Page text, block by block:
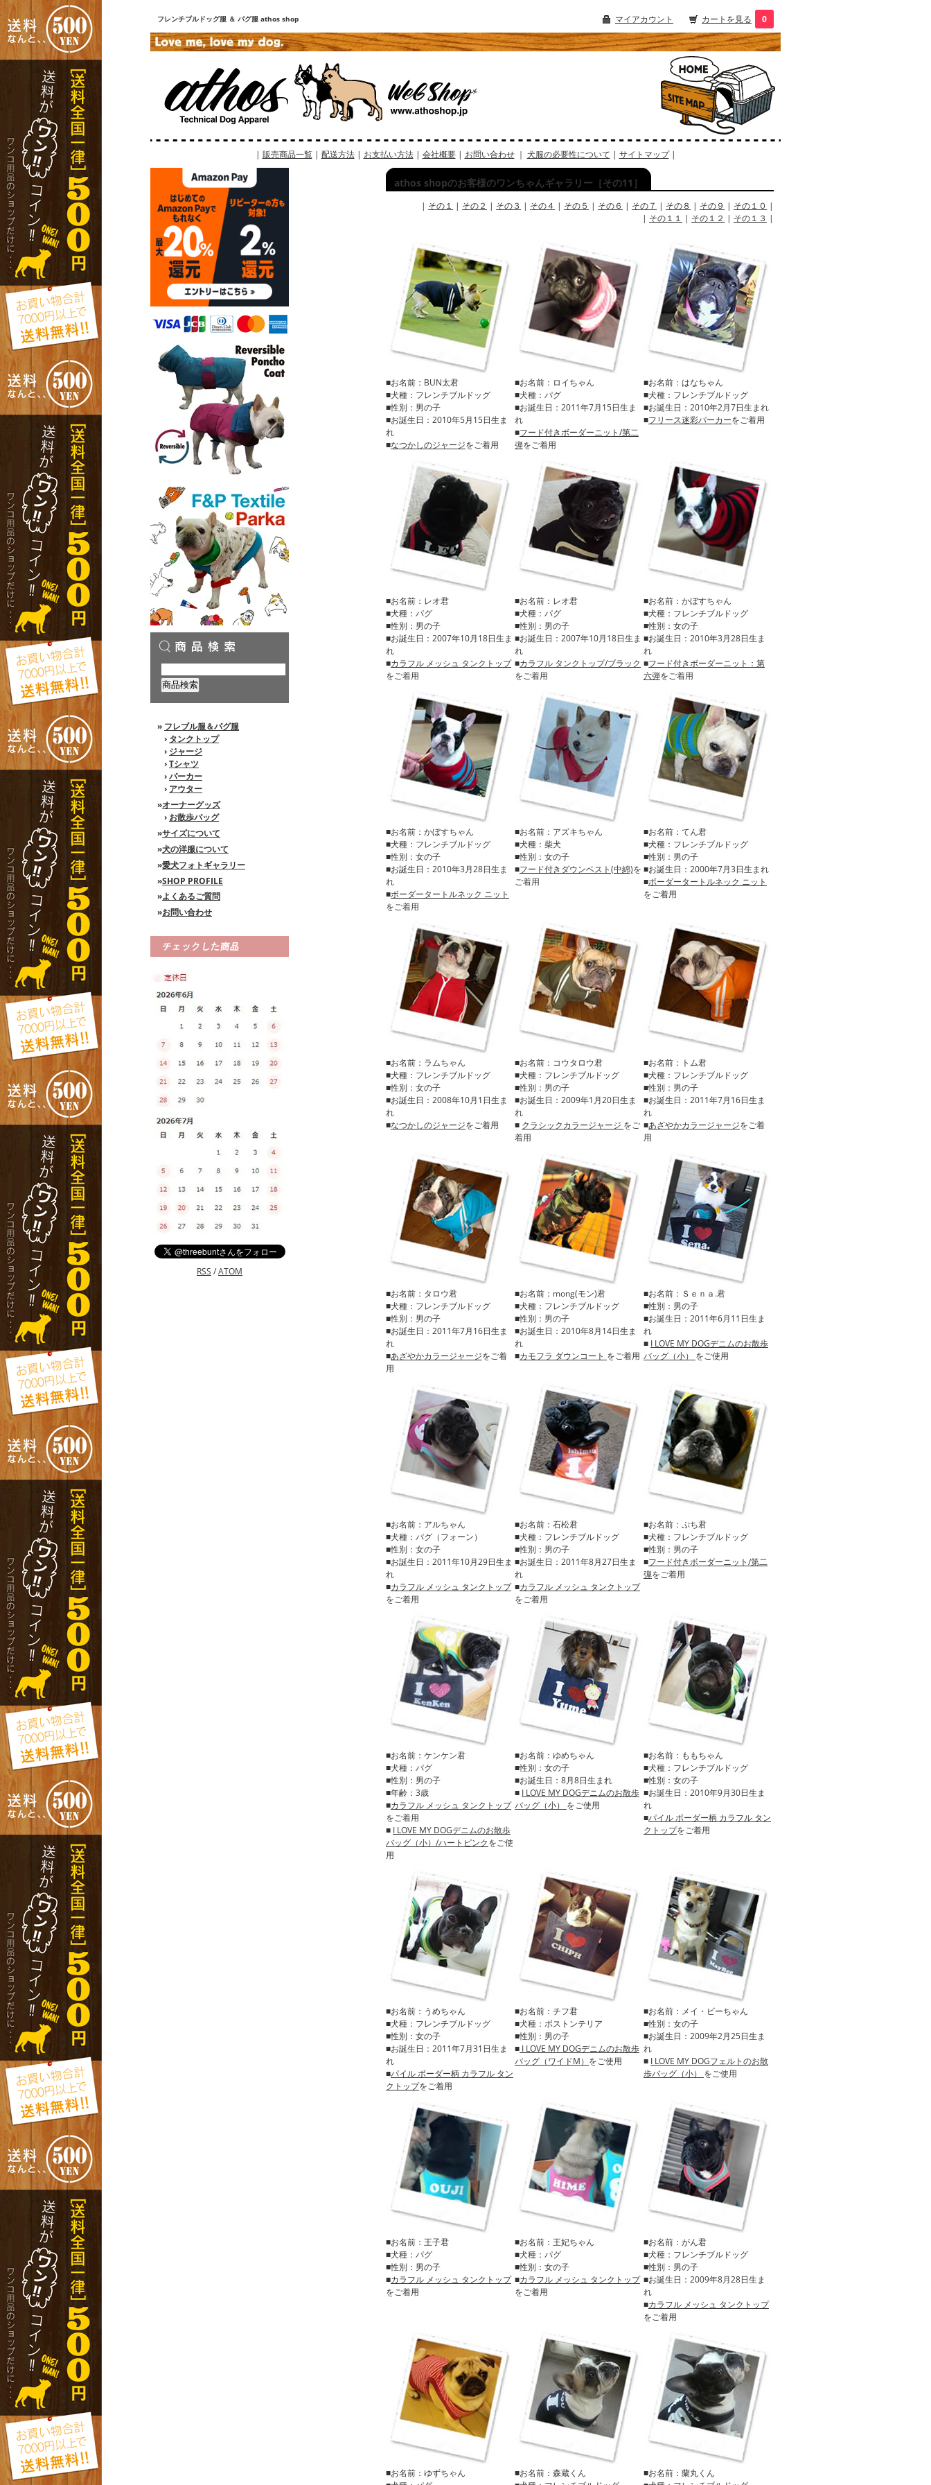
フレンチブルドッグ服 ＆ パグ服 athos shop マイアカウント カートを見る 0
| 販売商品一覧| 配送方法| お支払い方法| 会社概要| お問い合わせ｜ 犬服の必要性について | サイトマップ|
» フレブル服＆パグ服
› タンクトップ
› ジャージ
›Tシャツ
›パーカー
› アウター
»オーナーグッズ
› お散歩バッグ
»サイズについて
»犬の洋服について
»愛犬フォトギャラリー
»SHOP PROFILE
»よくあるご質問
»お問い合わせ
RSS /ATOM
athos shopのお客様のワンちゃんギャラリー［その11］
| その１ | その２ | その３ | その４ | その５ | その６ | その７ | その８ | その９ | その１０ |
| その１１ | その１２ | その１３ |
■お名前：BUN太君
■犬種：フレンチブルドッグ
■性別：男の子
■お誕生日：2010年5月15日生ま
れ
■なつかしのジャージをご着用
■お名前：ロイちゃん
■犬種：パグ
■お誕生日：2011年7月15日生ま
れ
■フード付きボーダーニット/第二
弾をご着用
■お名前：はなちゃん
■犬種：フレンチブルドッグ
■お誕生日：2010年2月7日生まれ
■フリース迷彩パーカーをご着用
■お名前：レオ君
■犬種：パグ
■性別：男の子
■お誕生日：2007年10月18日生ま
れ
■カラフル メッシュ タンクトップ
をご着用
■お名前：レオ君
■犬種：パグ
■性別：男の子
■お誕生日：2007年10月18日生ま
れ
■カラフル タンクトップ/ブラック
をご着用
■お名前：かぼすちゃん
■犬種：フレンチブルドッグ
■性別：女の子
■お誕生日：2010年3月28日生ま
れ
■フード付きボーダーニット：第
六弾をご着用
■お名前：かぼすちゃん
■犬種：フレンチブルドッグ
■性別：女の子
■お誕生日：2010年3月28日生ま
れ
■ボーダータートルネック ニット
をご着用
■お名前：アズキちゃん
■犬種：柴犬
■性別：女の子
■フード付きダウンベスト(中綿)を
ご着用
■お名前：てん君
■犬種：フレンチブルドッグ
■性別：男の子
■お誕生日：2000年7月3日生まれ
■ボーダータートルネック ニット
をご着用
■お名前：ラムちゃん
■犬種：フレンチブルドッグ
■性別：女の子
■お誕生日：2008年10月1日生ま
れ
■なつかしのジャージをご着用
■お名前：コウタロウ君
■犬種：フレンチブルドッグ
■性別：男の子
■お誕生日：2009年1月20日生ま
れ
■ クラシックカラージャージ をご
着用
■お名前：トム君
■犬種：フレンチブルドッグ
■性別：男の子
■お誕生日：2011年7月16日生ま
れ
■あざやかカラージャージをご着
用
■お名前：タロウ君
■犬種：フレンチブルドッグ
■性別：男の子
■お誕生日：2011年7月16日生ま
れ
■あざやかカラージャージをご着
用
■お名前：mong(モン)君
■犬種：フレンチブルドッグ
■性別：男の子
■お誕生日：2010年8月14日生ま
れ
■カモフラ ダウンコート をご着用
■お名前：Ｓｅｎａ.君
■性別：男の子
■お誕生日：2011年6月11日生ま
れ
■ I LOVE MY DOGデニムのお散歩
バッグ（小） をご使用
■お名前：アルちゃん
■犬種：パグ（フォーン）
■性別：女の子
■お誕生日：2011年10月29日生ま
れ
■カラフル メッシュ タンクトップ
をご着用
■お名前：石松君
■犬種：フレンチブルドッグ
■性別：男の子
■お誕生日：2011年8月27日生ま
れ
■カラフル メッシュ タンクトップ
をご着用
■お名前：ぷち君
■犬種：フレンチブルドッグ
■性別：男の子
■フード付きボーダーニット/第二
弾をご着用
■お名前：ケンケン君
■犬種：パグ
■性別：男の子
■年齢：3歳
■カラフル メッシュ タンクトップ
をご着用
■ I LOVE MY DOGデニムのお散歩
バッグ（小）/ハートピンクをご使
用
■お名前：ゆめちゃん
■性別：女の子
■お誕生日：8月8日生まれ
■ I LOVE MY DOGデニムのお散歩
バッグ（小） をご使用
■お名前：ももちゃん
■犬種：フレンチブルドッグ
■性別：女の子
■お誕生日：2010年9月30日生ま
れ
■パイル ボーダー柄 カラフル タン
クトップをご着用
■お名前：うめちゃん
■犬種：フレンチブルドッグ
■性別：女の子
■お誕生日：2011年7月31日生ま
れ
■パイル ボーダー柄 カラフル タン
クトップをご着用
■お名前：チフ君
■犬種：ボストンテリア
■性別：男の子
■ I LOVE MY DOGデニムのお散歩
バッグ（ワイドM） をご使用
■お名前：メイ・ビーちゃん
■性別：女の子
■お誕生日：2009年2月25日生ま
れ
■ I LOVE MY DOGフェルトのお散
歩バッグ（小） をご使用
■お名前：王子君
■犬種：パグ
■性別：男の子
■カラフル メッシュ タンクトップ
をご着用
■お名前：王妃ちゃん
■犬種：パグ
■性別：女の子
■カラフル メッシュ タンクトップ
をご着用
■お名前：がん君
■犬種：フレンチブルドッグ
■性別：男の子
■お誕生日：2009年8月28日生ま
れ
■カラフル メッシュ タンクトップ
をご着用
■お名前：ゆずちゃん
■お名前：森蔵くん
■お名前：蘭丸くん